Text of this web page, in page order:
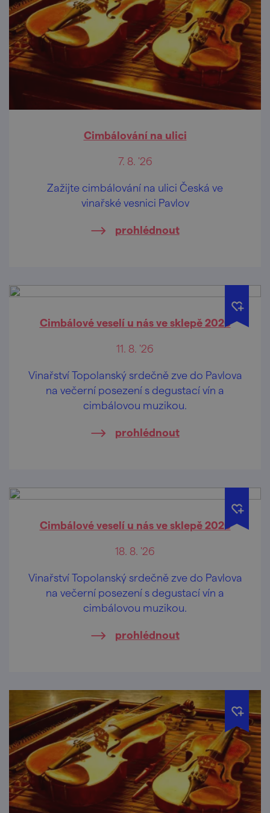
Cimbálování na ulici
7. 8. '26
Zažijte cimbálování na ulici Česká ve
vinařské vesnici Pavlov
prohlédnout
Cimbálové veselí u nás ve sklepě 2026
11. 8. '26
Vinařství Topolanský srdečně zve do Pavlova
na večerní posezení s degustací vín a
cimbálovou muzikou.
prohlédnout
Cimbálové veselí u nás ve sklepě 2026
18. 8. '26
Vinařství Topolanský srdečně zve do Pavlova
na večerní posezení s degustací vín a
cimbálovou muzikou.
prohlédnout